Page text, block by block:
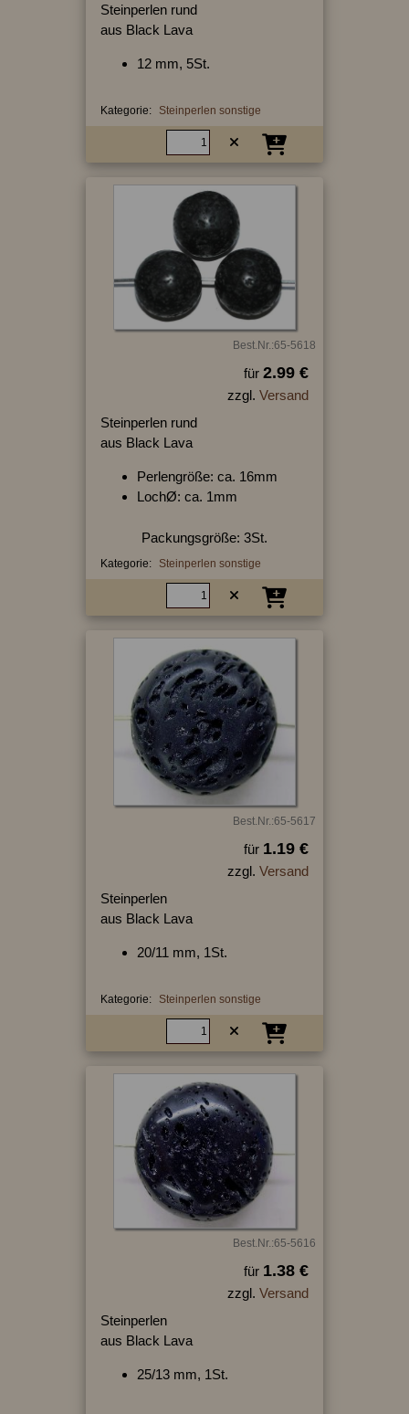
Steinperlen rund
aus Black Lava
12 mm, 5St.
Kategorie: Steinperlen sonstige
Best.Nr.:65-5618
für 2.99 €
zzgl. Versand
Steinperlen rund
aus Black Lava
Perlengröße: ca. 16mm
LochØ: ca. 1mm
Packungsgröße: 3St.
Kategorie: Steinperlen sonstige
Best.Nr.:65-5617
für 1.19 €
zzgl. Versand
Steinperlen
aus Black Lava
20/11 mm, 1St.
Kategorie: Steinperlen sonstige
Best.Nr.:65-5616
für 1.38 €
zzgl. Versand
Steinperlen
aus Black Lava
25/13 mm, 1St.